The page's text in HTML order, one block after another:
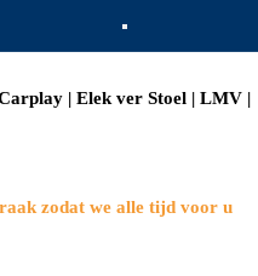
| Elek ver Stoel | LMV |
zodat we alle tijd voor u